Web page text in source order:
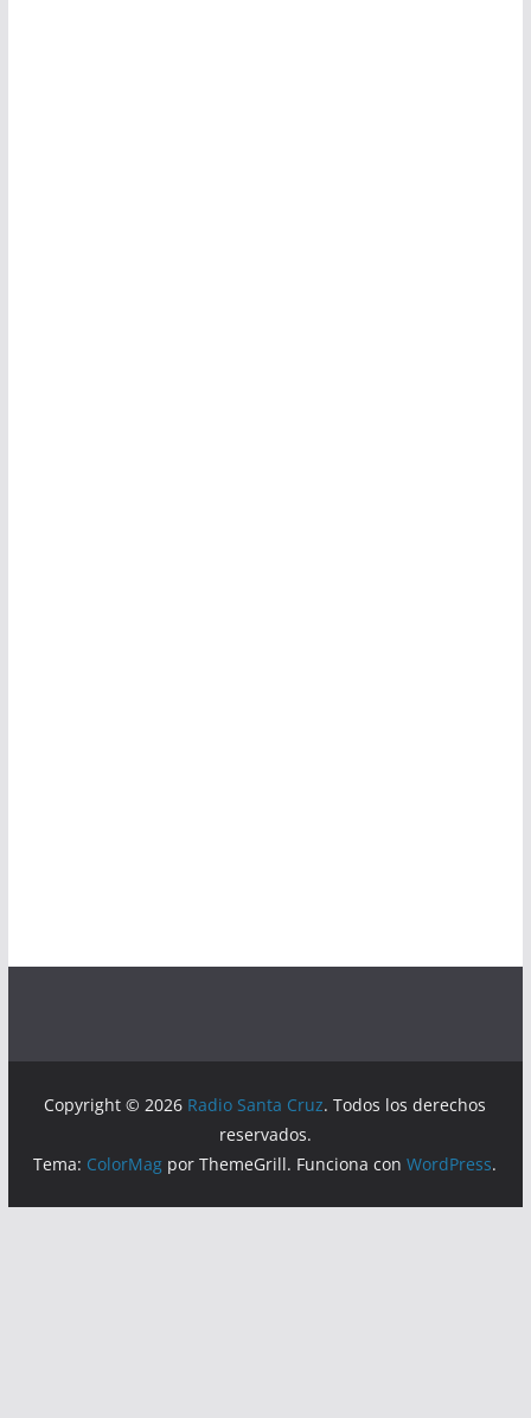
Copyright © 2026 Radio Santa Cruz. Todos los derechos
reservados.
Tema: ColorMag por ThemeGrill. Funciona conWordPress.